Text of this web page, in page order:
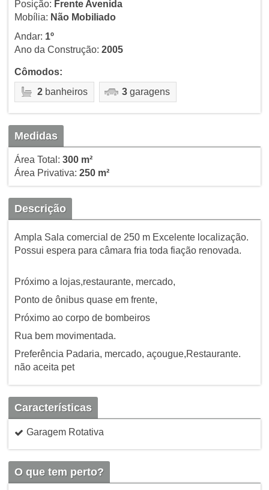
Posição: Frente Avenida
Mobília: Não Mobiliado
Andar: 1º
Ano da Construção: 2005
Cômodos:
2banheiros 3garagens
Medidas
Área Total: 300 m²
Área Privativa: 250 m²
Descrição
Ampla Sala comercial de 250 m Excelente localização.
Possui espera para câmara fria toda fiação renovada.
Próximo a lojas,restaurante, mercado,
Ponto de ônibus quase em frente,
Próximo ao corpo de bombeiros
Rua bem movimentada.
Preferência Padaria, mercado, açougue,Restaurante.
não aceita pet
Características
Garagem Rotativa
O que tem perto?